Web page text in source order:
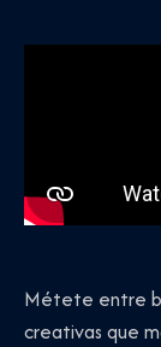
Métete entre
creativas que